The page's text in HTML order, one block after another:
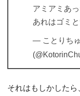
アミアミあ
あれはゴミ
— ことりち
それはもしかした